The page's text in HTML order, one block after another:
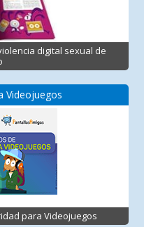
digital sexual de
Videojuegos
para Videojuegos